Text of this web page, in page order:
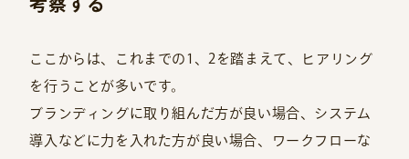
ここからは、これまでの1、2を踏まえて、ヒアリング
を行うことが多いです。
ブランディングに取り組んだ方が良い場合、システム
導入などに力を入れた方が良い場合、ワークフローな